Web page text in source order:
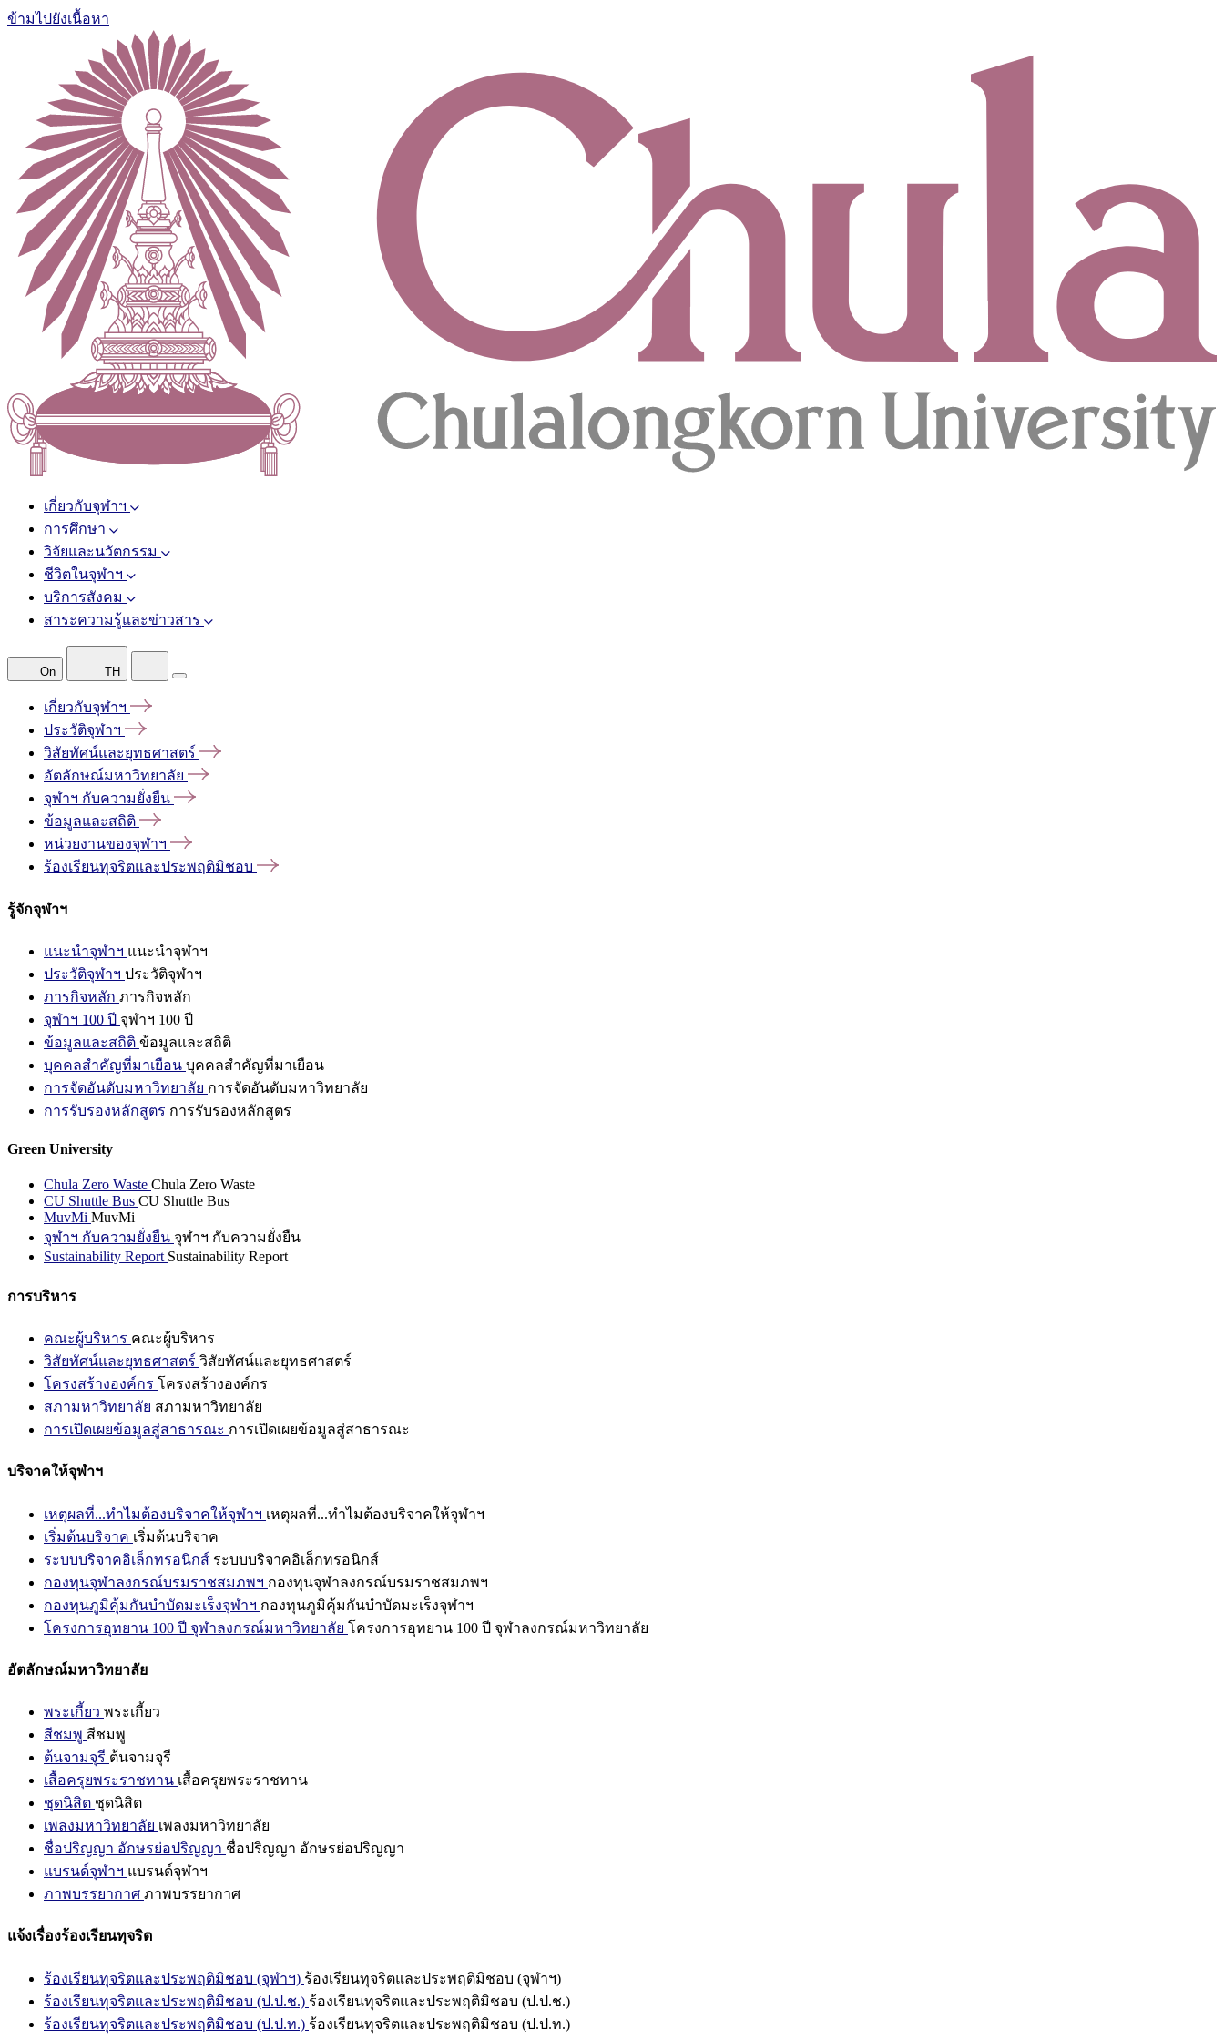
ข้ามไปยังเนื้อหา
เกี่ยวกับจุฬาฯ
การศึกษา
วิจัยและนวัตกรรม
ชีวิตในจุฬาฯ
บริการสังคม
สาระความรู้และข่าวสาร
On TH
เกี่ยวกับจุฬาฯ
ประวัติจุฬาฯ
วิสัยทัศน์และยุทธศาสตร์
อัตลักษณ์มหาวิทยาลัย
จุฬาฯ กับความยั่งยืน
ข้อมูลและสถิติ
หน่วยงานของจุฬาฯ
ร้องเรียนทุจริตและประพฤติมิชอบ
รู้จักจุฬาฯ
แนะนำจุฬาฯ แนะนำจุฬาฯ
ประวัติจุฬาฯ ประวัติจุฬาฯ
ภารกิจหลัก ภารกิจหลัก
จุฬาฯ 100 ปี จุฬาฯ 100 ปี
ข้อมูลและสถิติ ข้อมูลและสถิติ
บุคคลสำคัญที่มาเยือน บุคคลสำคัญที่มาเยือน
การจัดอันดับมหาวิทยาลัย การจัดอันดับมหาวิทยาลัย
การรับรองหลักสูตร การรับรองหลักสูตร
Green University
Chula Zero Waste Chula Zero Waste
CU Shuttle Bus CU Shuttle Bus
MuvMi MuvMi
จุฬาฯ กับความยั่งยืน จุฬาฯ กับความยั่งยืน
Sustainability Report Sustainability Report
การบริหาร
คณะผู้บริหาร คณะผู้บริหาร
วิสัยทัศน์และยุทธศาสตร์ วิสัยทัศน์และยุทธศาสตร์
โครงสร้างองค์กร โครงสร้างองค์กร
สภามหาวิทยาลัย สภามหาวิทยาลัย
การเปิดเผยข้อมูลสู่สาธารณะ การเปิดเผยข้อมูลสู่สาธารณะ
บริจาคให้จุฬาฯ
เหตุผลที่...ทำไมต้องบริจาคให้จุฬาฯ เหตุผลที่...ทำไมต้องบริจาคให้จุฬาฯ
เริ่มต้นบริจาค เริ่มต้นบริจาค
ระบบบริจาคอิเล็กทรอนิกส์ ระบบบริจาคอิเล็กทรอนิกส์
กองทุนจุฬาลงกรณ์บรมราชสมภพฯ กองทุนจุฬาลงกรณ์บรมราชสมภพฯ
กองทุนภูมิคุ้มกันบำบัดมะเร็งจุฬาฯ กองทุนภูมิคุ้มกันบำบัดมะเร็งจุฬาฯ
โครงการอุทยาน 100 ปี จุฬาลงกรณ์มหาวิทยาลัย โครงการอุทยาน 100 ปี จุฬาลงกรณ์มหาวิทยาลัย
อัตลักษณ์มหาวิทยาลัย
พระเกี้ยว พระเกี้ยว
สีชมพู สีชมพู
ต้นจามจุรี ต้นจามจุรี
เสื้อครุยพระราชทาน เสื้อครุยพระราชทาน
ชุดนิสิต ชุดนิสิต
เพลงมหาวิทยาลัย เพลงมหาวิทยาลัย
ชื่อปริญญา อักษรย่อปริญญา ชื่อปริญญา อักษรย่อปริญญา
แบรนด์จุฬาฯ แบรนด์จุฬาฯ
ภาพบรรยากาศ ภาพบรรยากาศ
แจ้งเรื่องร้องเรียนทุจริต
ร้องเรียนทุจริตและประพฤติมิชอบ (จุฬาฯ) ร้องเรียนทุจริตและประพฤติมิชอบ (จุฬาฯ)
ร้องเรียนทุจริตและประพฤติมิชอบ (ป.ป.ช.) ร้องเรียนทุจริตและประพฤติมิชอบ (ป.ป.ช.)
ร้องเรียนทุจริตและประพฤติมิชอบ (ป.ป.ท.) ร้องเรียนทุจริตและประพฤติมิชอบ (ป.ป.ท.)